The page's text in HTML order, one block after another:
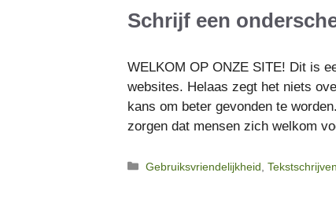
Schrijf een
WELKOM OP ONZE SITE! Dit is
websites. Helaas zegt het niets
kans om beter gevonden te
zorgen dat mensen zich welkom
Categorieën
Gebruiksvriendelijkheid ,Tekstschrijven